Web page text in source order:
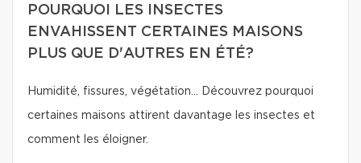
POURQUOI LES INSECTES
ENVAHISSENT CERTAINES MAISONS
PLUS QUE D'AUTRES EN ÉTÉ?
Humidité, fissures, végétation… Découvrez pourquoi
certaines maisons attirent davantage les insectes et
comment les éloigner.